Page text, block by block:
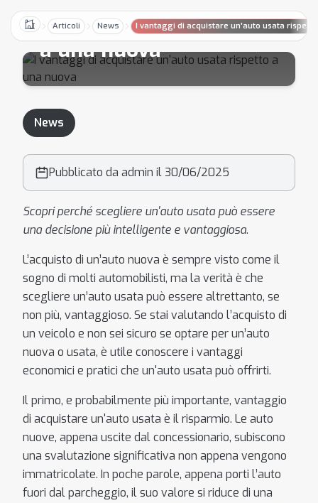
HomeArticoli News I vantaggi di acquistare un'auto usata
un'auto usata rispetto
a una nuova
News
Pubblicato da admin il 30/06/2025
Scopri perché scegliere un'auto usata può essere
una decisione più intelligente e vantaggiosa.
L’acquisto di un’auto nuova è sempre visto come il
sogno di molti automobilisti, ma la verità è che
scegliere un’auto usata può essere altrettanto, se
non più, vantaggioso. Se stai valutando l’acquisto di
un veicolo e non sei sicuro se optare per un’auto
nuova o usata, è utile conoscere i vantaggi
economici e pratici che un'auto usata può offrirti.
Il primo, e probabilmente più importante, vantaggio
di acquistare un'auto usata è il risparmio. Le auto
nuove, appena uscite dal concessionario, subiscono
una svalutazione significativa non appena vengono
immatricolate. In poche parole, appena porti l’auto
fuori dal parcheggio, il suo valore si riduce di una